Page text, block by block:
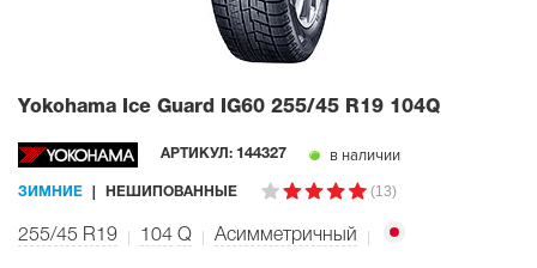
Yokohama Ice Guard IG60 255/45 R19 104Q
АРТИКУЛ: 144327 в наличии
ЗИМНИЕ НЕШИПОВАННЫЕ (13)
255/45 R19 104 Q Асимметричный